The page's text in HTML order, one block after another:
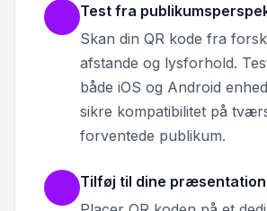
Test fra
Skan din QR kode fra
afstande og lysforhold.
både iOS og Android
sikre kompatibilitet på
forventede publikum.
Tilføj til dine